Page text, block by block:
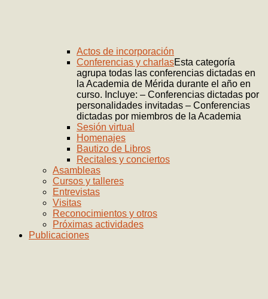
Actos de incorporación
Conferencias y charlasEsta categoría
agrupa todas las conferencias dictadas en
la Academia de Mérida durante el año en
curso. Incluye: – Conferencias dictadas por
personalidades invitadas – Conferencias
dictadas por miembros de la Academia
Sesión virtual
Homenajes
Bautizo de Libros
Recitales y conciertos
Asambleas
Cursos y talleres
Entrevistas
Visitas
Reconocimientos y otros
Próximas actividades
Publicaciones